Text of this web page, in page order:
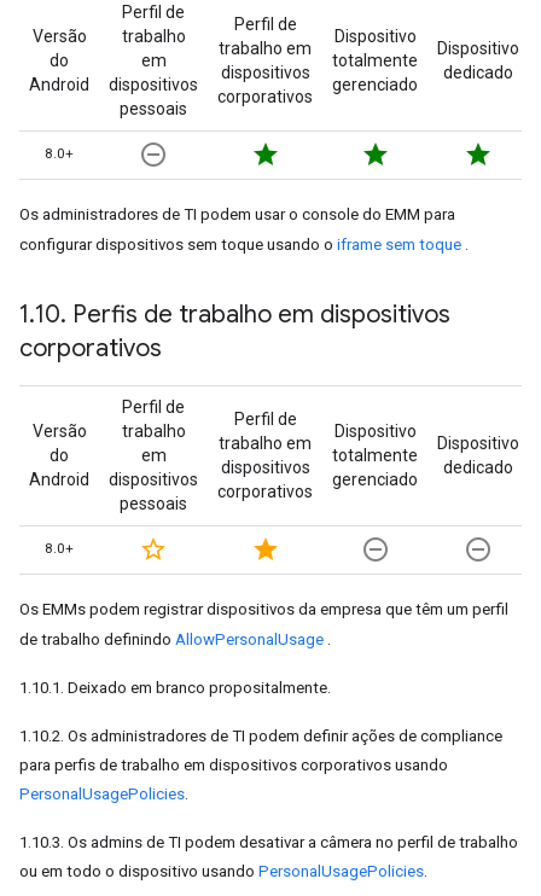
Versão
do
Android
Perfil de
trabalho
em
dispositivos
pessoais
Perfil de
trabalho em
dispositivos
corporativos
Dispositivo
totalmente
gerenciado
Dispositivo
dedicado
8.0+ remove_circle_outline star star star
Os administradores de TI podem usar o console do EMM para
configurar dispositivos sem toque usando o iframe sem toque .
1.10. Perfis de trabalho em dispositivos
corporativos
Versão
do
Android
Perfil de
trabalho
em
dispositivos
pessoais
Perfil de
trabalho em
dispositivos
corporativos
Dispositivo
totalmente
gerenciado
Dispositivo
dedicado
8.0+ star_border star remove_circle_outline remove_circle_outline
Os EMMs podem registrar dispositivos da empresa que têm um perfil
de trabalho definindo AllowPersonalUsage .
1.10.1. Deixado em branco propositalmente.
1.10.2. Os administradores de TI podem definir ações de compliance
para perfis de trabalho em dispositivos corporativos usando
PersonalUsagePolicies.
1.10.3. Os admins de TI podem desativar a câmera no perfil de trabalho
ou em todo o dispositivo usando PersonalUsagePolicies.